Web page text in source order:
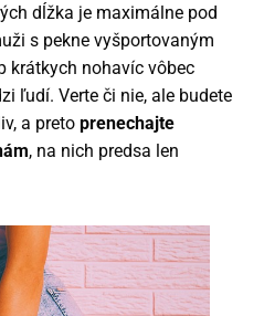
dĺžka je maximálne pod
s pekne vyšportovaným
krátkych nohavíc vôbec
ľudí. Verte či nie, ale budete
a preto prenechajte
, na nich predsa len